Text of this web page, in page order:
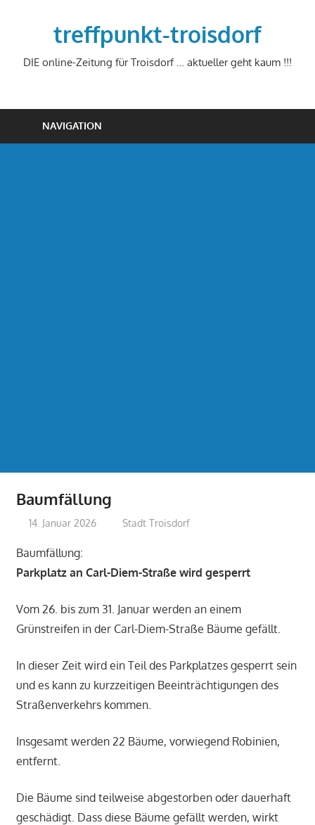
treffpunkt-troisdorf
DIE online-Zeitung für Troisdorf … aktueller geht kaum !!!
NAVIGATION
Baumfällung
14. Januar 2026 treffpunkt
Stadt Troisdorf
Baumfällung:
Parkplatz an Carl-Diem-Straße wird gesperrt
Vom 26. bis zum 31. Januar werden an einem
Grünstreifen in der Carl-Diem-Straße Bäume gefällt.
In dieser Zeit wird ein Teil des Parkplatzes gesperrt sein
und es kann zu kurzzeitigen Beeinträchtigungen des
Straßenverkehrs kommen.
Insgesamt werden 22 Bäume, vorwiegend Robinien,
entfernt.
Die Bäume sind teilweise abgestorben oder dauerhaft
geschädigt. Dass diese Bäume gefällt werden, wirkt